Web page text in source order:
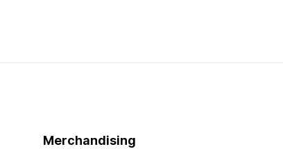
Merchandising